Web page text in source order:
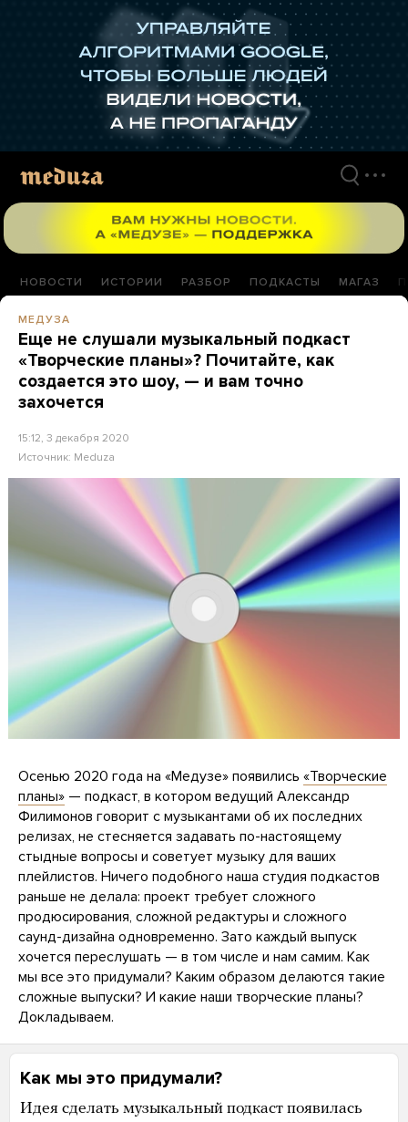
НОВОСТИ ИСТОРИИ РАЗБОР ПОДКАСТЫ МАГАЗ
МЕДУЗА
Еще не слушали музыкальный подкаст
«Творческие планы»? Почитайте, как
создается это шоу, — и вам точно
захочется
15:12, 3 декабря 2020
Источник: Meduza
Осенью 2020 года на «Медузе» появились «Творческие
планы» — подкаст, в котором ведущий Александр
Филимонов говорит с музыкантами об их последних
релизах, не стесняется задавать по-настоящему
стыдные вопросы и советует музыку для ваших
плейлистов. Ничего подобного наша студия подкастов
раньше не делала: проект требует сложного
продюсирования, сложной редактуры и сложного
саунд-дизайна одновременно. Зато каждый выпуск
хочется переслушать — в том числе и нам самим. Как
мы все это придумали? Каким образом делаются такие
сложные выпуски? И какие наши творческие планы?
Докладываем.
Как мы это придумали?
Идея сделать музыкальный подкаст появилась